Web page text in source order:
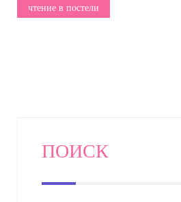
чтение в постели
ПОИСК